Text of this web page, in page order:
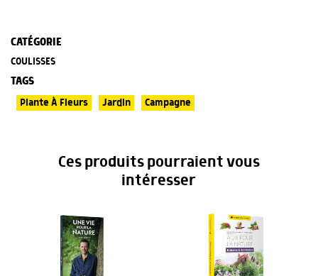
CATÉGORIE
COULISSES
TAGS
Plante À Fleurs Jardin Campagne
Ces produits pourraient vous
intéresser